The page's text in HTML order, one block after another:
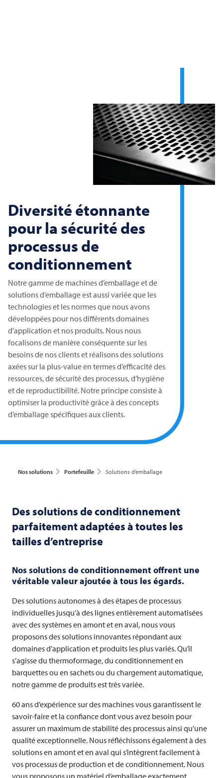
Diversité étonnante
pour la sécurité des
processus de
conditionnement
Notre gamme de machines d’emballage et de
solutions d’emballage est aussi variée que les
technologies et les normes que nous avons
développées pour nos différents domaines
d’application et nos produits. Nous nous
focalisons de manière conséquente sur les
besoins de nos clients et réalisons des solutions
axées sur la plus-value en termes d’efficacité des
ressources, de sécurité des processus, d’hygiène
et de reproductibilité. Notre principe consiste à
optimiser la productivité grâce à des concepts
d’emballage spécifiques aux clients.
Nos solutions Portefeuille Solutions d’emballage
Des solutions de conditionnement
parfaitement adaptées à toutes les
tailles d’entreprise
Nos solutions de conditionnement offrent une
véritable valeur ajoutée à tous les égards.
Des solutions autonomes à des étapes de processus
individuelles jusqu’à des lignes entièrement automatisées
avec des systèmes en amont et en aval, nous vous
proposons des solutions innovantes répondant aux
domaines d’application et produits les plus variés. Qu’il
s’agisse du thermoformage, du conditionnement en
barquettes ou en sachets ou du chargement automatique,
notre gamme de produits est très variée.
60 ans d’expérience sur des machines vous garantissent le
savoir-faire et la confiance dont vous avez besoin pour
assurer un maximum de stabilité des processus ainsi qu’une
qualité exceptionnelle. Nous réfléchissons également à des
solutions en amont et en aval qui s’intègrent facilement à
vos processus de production et de conditionnement. Nous